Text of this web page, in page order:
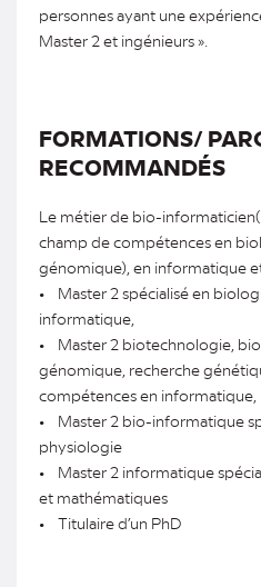
personnes ayant une
Master 2 et ingénieurs ».
FORMATIONS/
RECOMMANDÉS
Le métier de bio-
champ de compétences en
génomique), en informatique
• Master 2 spécialisé en
informatique,
• Master 2 biotechnologie,
génomique, recherche
compétences en informatique,
• Master 2 bio-informatique
physiologie
• Master 2 informatique
et mathématiques
• Titulaire d’un PhD